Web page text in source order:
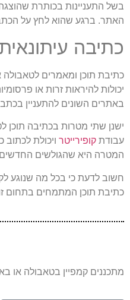
בשל התעניינות בכותרת
האתר. ברגע שהוא לחץ על
כתיבה
כתיבת תוכן ומאמרים לטאבולה
יכולות להיראות זרות או
באתרים השונים להתעניין
ישנן שתי מטרות בכתיבה
עבודת קופירייטר ויכולת
המטרה היא שהגולשים החדשים
חשוב לדעת כי בכל מה שנוגע
כתיבת תוכן המתמחים בתחום
מתכננים קמפיין בטאבולה או